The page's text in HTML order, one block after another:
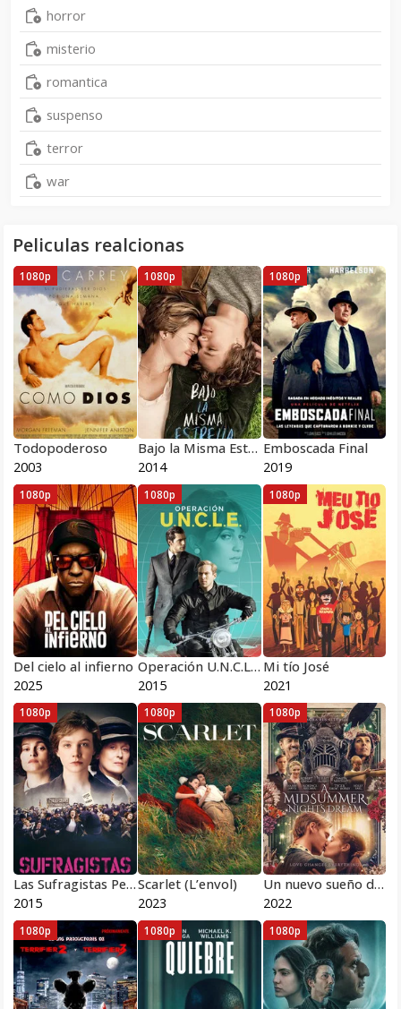
horror
misterio
romantica
suspenso
terror
war
Peliculas realcionas
Todopoderoso
2003
1080p
Bajo la Misma Estrella
2014
1080p
Emboscada Final
2019
1080p
Del cielo al infierno
2025
1080p
Operación U.N.C.L.E. Cipol
2015
1080p
Mi tío José
2021
1080p
Las Sufragistas Pelicula Completa HD 1080 [MEGA] [LATINO]
2015
1080p
Scarlet (L’envol)
2023
1080p
Un nuevo sueño de una noche de verano
2022
1080p
1080p 1080p 1080p